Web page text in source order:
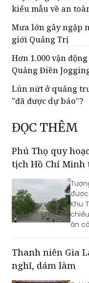
kiểu mẫu về an
Mưa lớn gây ngập
giới Quảng Trị
Hơn 1.000 vận
Quảng Điền
Lún nứt ở quảng
"đã được dự báo”?
ĐỌC THÊM
Phú Thọ quy
tịch Hồ Chí Minh
Khu
án
Thanh niên Gia
nghĩ, dám làm